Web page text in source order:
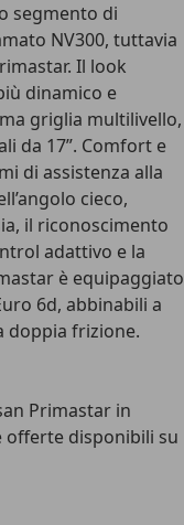
segmento di
NV300, tuttavia
Il look
dinamico e
griglia multilivello,
da 17”. Comfort e
di assistenza alla
cieco,
il riconoscimento
adattivo e la
è equipaggiato
6d, abbinabili a
doppia frizione.
Primastar in
offerte disponibili su